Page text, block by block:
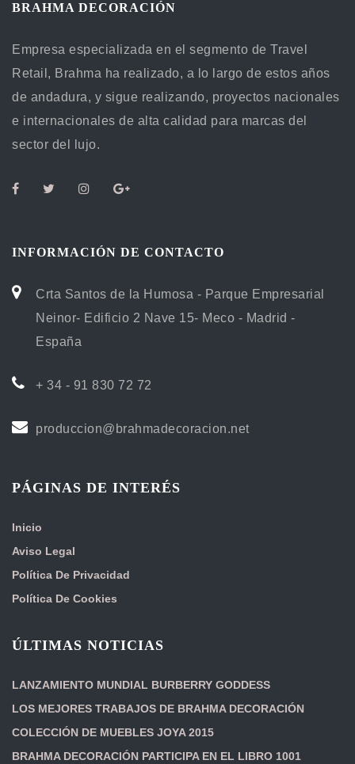
BRAHMA DECORACIÓN
Empresa especializada en el segmento de Travel
Retail, Brahma ha realizado, a lo largo de estos años
de andadura, y sigue realizando, proyectos nacionales
e internacionales de alta calidad para marcas del
sector del lujo.
INFORMACIÓN DE CONTACTO
Crta Santos de la Humosa - Parque Empresarial
Neinor- Edificio 2 Nave 15- Meco - Madrid -
España
+ 34 - 91 830 72 72
produccion@brahmadecoracion.net
PÁGINAS DE INTERÉS
Inicio
Aviso Legal
Política De Privacidad
Política De Cookies
ÚLTIMAS NOTICIAS
LANZAMIENTO MUNDIAL BURBERRY GODDESS
LOS MEJORES TRABAJOS DE BRAHMA DECORACIÓN
COLECCIÓN DE MUEBLES JOYA 2015
BRAHMA DECORACIÓN PARTICIPA EN EL LIBRO 1001